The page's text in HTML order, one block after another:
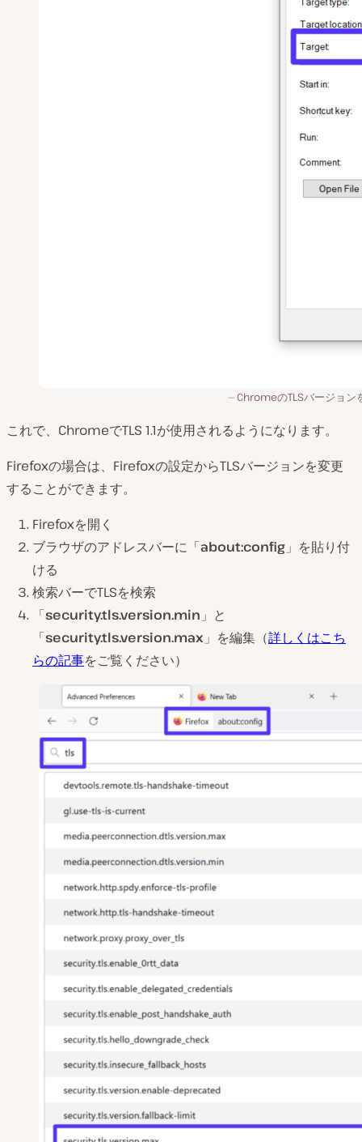
ChromeのTLSバージョン
これで、ChromeでTLS 1.1が使用されるようになります。
Firefoxの場合は、Firefoxの設定からTLSバージョンを変更
することができます。
Firefoxを開く
ブラウザのアドレスバーに「about:config 」を貼り付
ける
検索バーでTLSを検索
「security.tls.version.min 」と
「security.tls.version.max 」を編集（詳しくはこち
らの記事をご覧ください）